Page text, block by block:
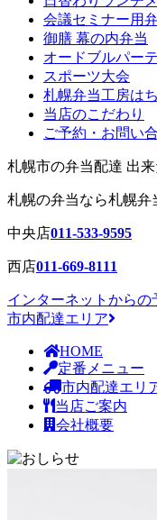
会議セミナー用
御膳 幕の内弁当
オードブルパー
スポーツ大会
札幌弁当工房は
当店のこだわり
ご予約・お問い
札幌市の弁当配達 出
札幌の弁当なら札幌弁
中央店011-533-9595
西店011-669-8111
インターネットからの
市内配達エリア
HOME
定番メニュー
市内配達エリ
当店ご案内
会社概要